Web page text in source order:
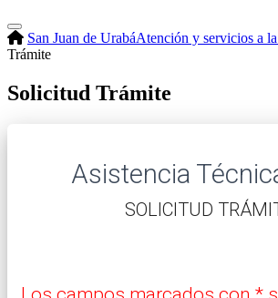
San Juan de UrabáAtención y servicios a
Trámite
Solicitud Trámite
Asistencia
​SOLICITUD